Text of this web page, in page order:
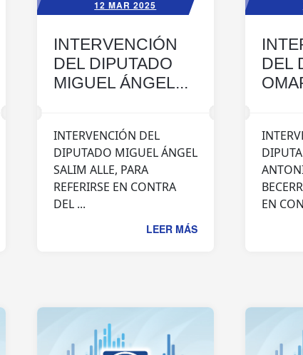
12 MAR 2025
INTERVENCIÓN
DEL DIPUTADO
MIGUEL ÁNGEL...
INTERVENCIÓN DEL
DIPUTADO MIGUEL ÁNGEL
SALIM ALLE, PARA
REFERIRSE EN CONTRA
DEL ...
LEER MÁS
DEL
EN